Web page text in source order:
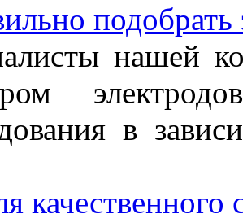
подобрать
нашей
в
качественного